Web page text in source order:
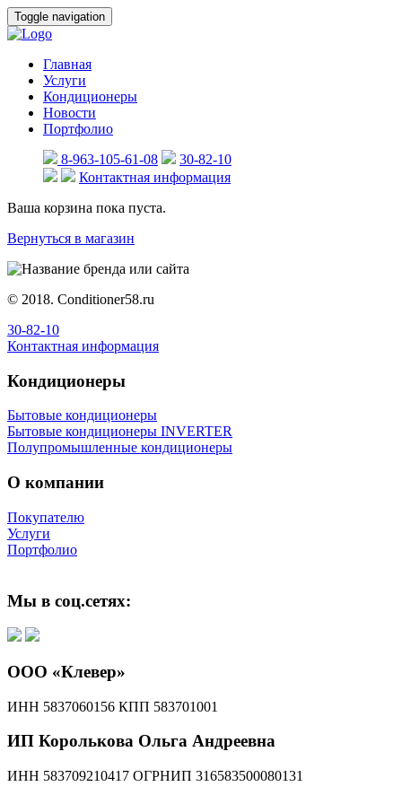
Toggle navigation
Главная
Услуги
Кондиционеры
Новости
Портфолио
8-963-105-61-08
30-82-10
Контактная информация
Ваша корзина пока пуста.
Вернуться в магазин
© 2018. Сonditioner58.ru
30-82-10
Контактная информация
Кондиционеры
Бытовые кондиционеры
Бытовые кондиционеры INVERTER
Полупромышленные кондиционеры
О компании
Покупателю
Услуги
Портфолио
Мы в соц.сетях:
ООО «Клевер»
ИНН 5837060156 КПП 583701001
ИП Королькова Ольга Андреевна
ИНН 583709210417 ОГРНИП 316583500080131